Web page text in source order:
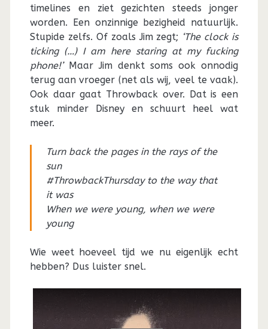
timelines en ziet gezichten steeds jonger
worden. Een onzinnige bezigheid natuurlijk.
Stupide zelfs. Of zoals Jim zegt; ‘The clock is
ticking (…) I am here staring at my fucking
phone!’Maar Jim denkt soms ook onnodig
terug aan vroeger (net als wij, veel te vaak).
Ook daar gaat Throwback over. Dat is een
stuk minder Disney en schuurt heel wat
meer.
Turn back the pages in the rays of the
sun
#ThrowbackThursday to the way that
it was
When we were young, when we were
young
Wie weet hoeveel tijd we nu eigenlijk echt
hebben? Dus luister snel.